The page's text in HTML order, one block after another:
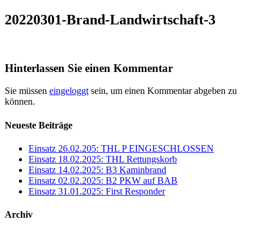
20220301-Brand-Landwirtschaft-3
Hinterlassen Sie einen Kommentar
Sie müssen eingeloggt sein, um einen Kommentar abgeben zu
können.
Neueste Beiträge
Einsatz 26.02.205: THL P EINGESCHLOSSEN
Einsatz 18.02.2025: THL Rettungskorb
Einsatz 14.02.2025: B3 Kaminbrand
Einsatz 02.02.2025: B2 PKW auf BAB
Einsatz 31.01.2025: First Responder
Archiv